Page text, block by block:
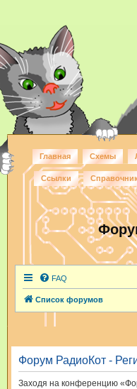
Главная Схемы
Ссылки
FAQ
Список форумов
Форум РадиоКот -
Заходя на конференцию